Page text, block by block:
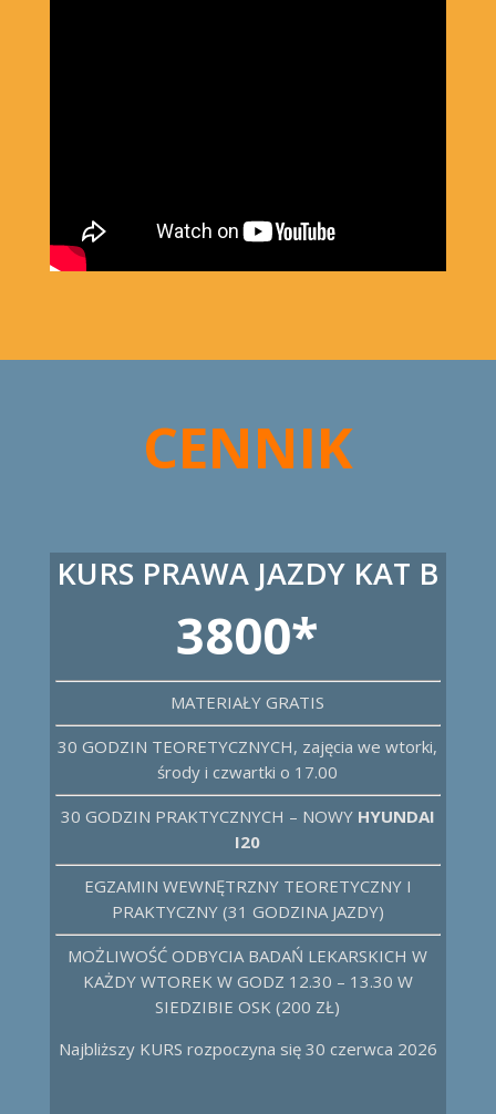
CENNIK
KURS PRAWA JAZDY KAT B
3800*
MATERIAŁY GRATIS
30 GODZIN TEORETYCZNYCH, zajęcia we wtorki,
środy i czwartki o 17.00
30 GODZIN PRAKTYCZNYCH – NOWY HYUNDAI
I20
EGZAMIN WEWNĘTRZNY TEORETYCZNY I
PRAKTYCZNY (31 GODZINA JAZDY)
MOŻLIWOŚĆ ODBYCIA BADAŃ LEKARSKICH W
KAŻDY WTOREK W GODZ 12.30 – 13.30 W
SIEDZIBIE OSK (200 ZŁ)
Najbliższy KURS rozpoczyna się 30 czerwca 2026